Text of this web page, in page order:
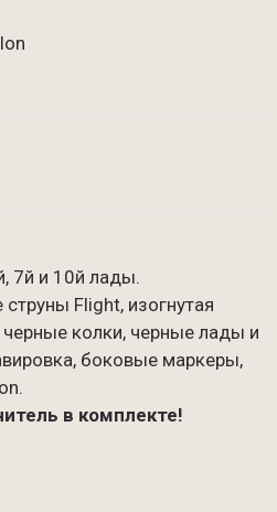
7й и 10й лады.
струны Flight, изогнутая
черные колки, черные лады и
боковые маркеры,
в комплекте!